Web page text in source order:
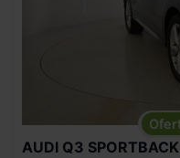
AUDI Q3 SPORTBACK